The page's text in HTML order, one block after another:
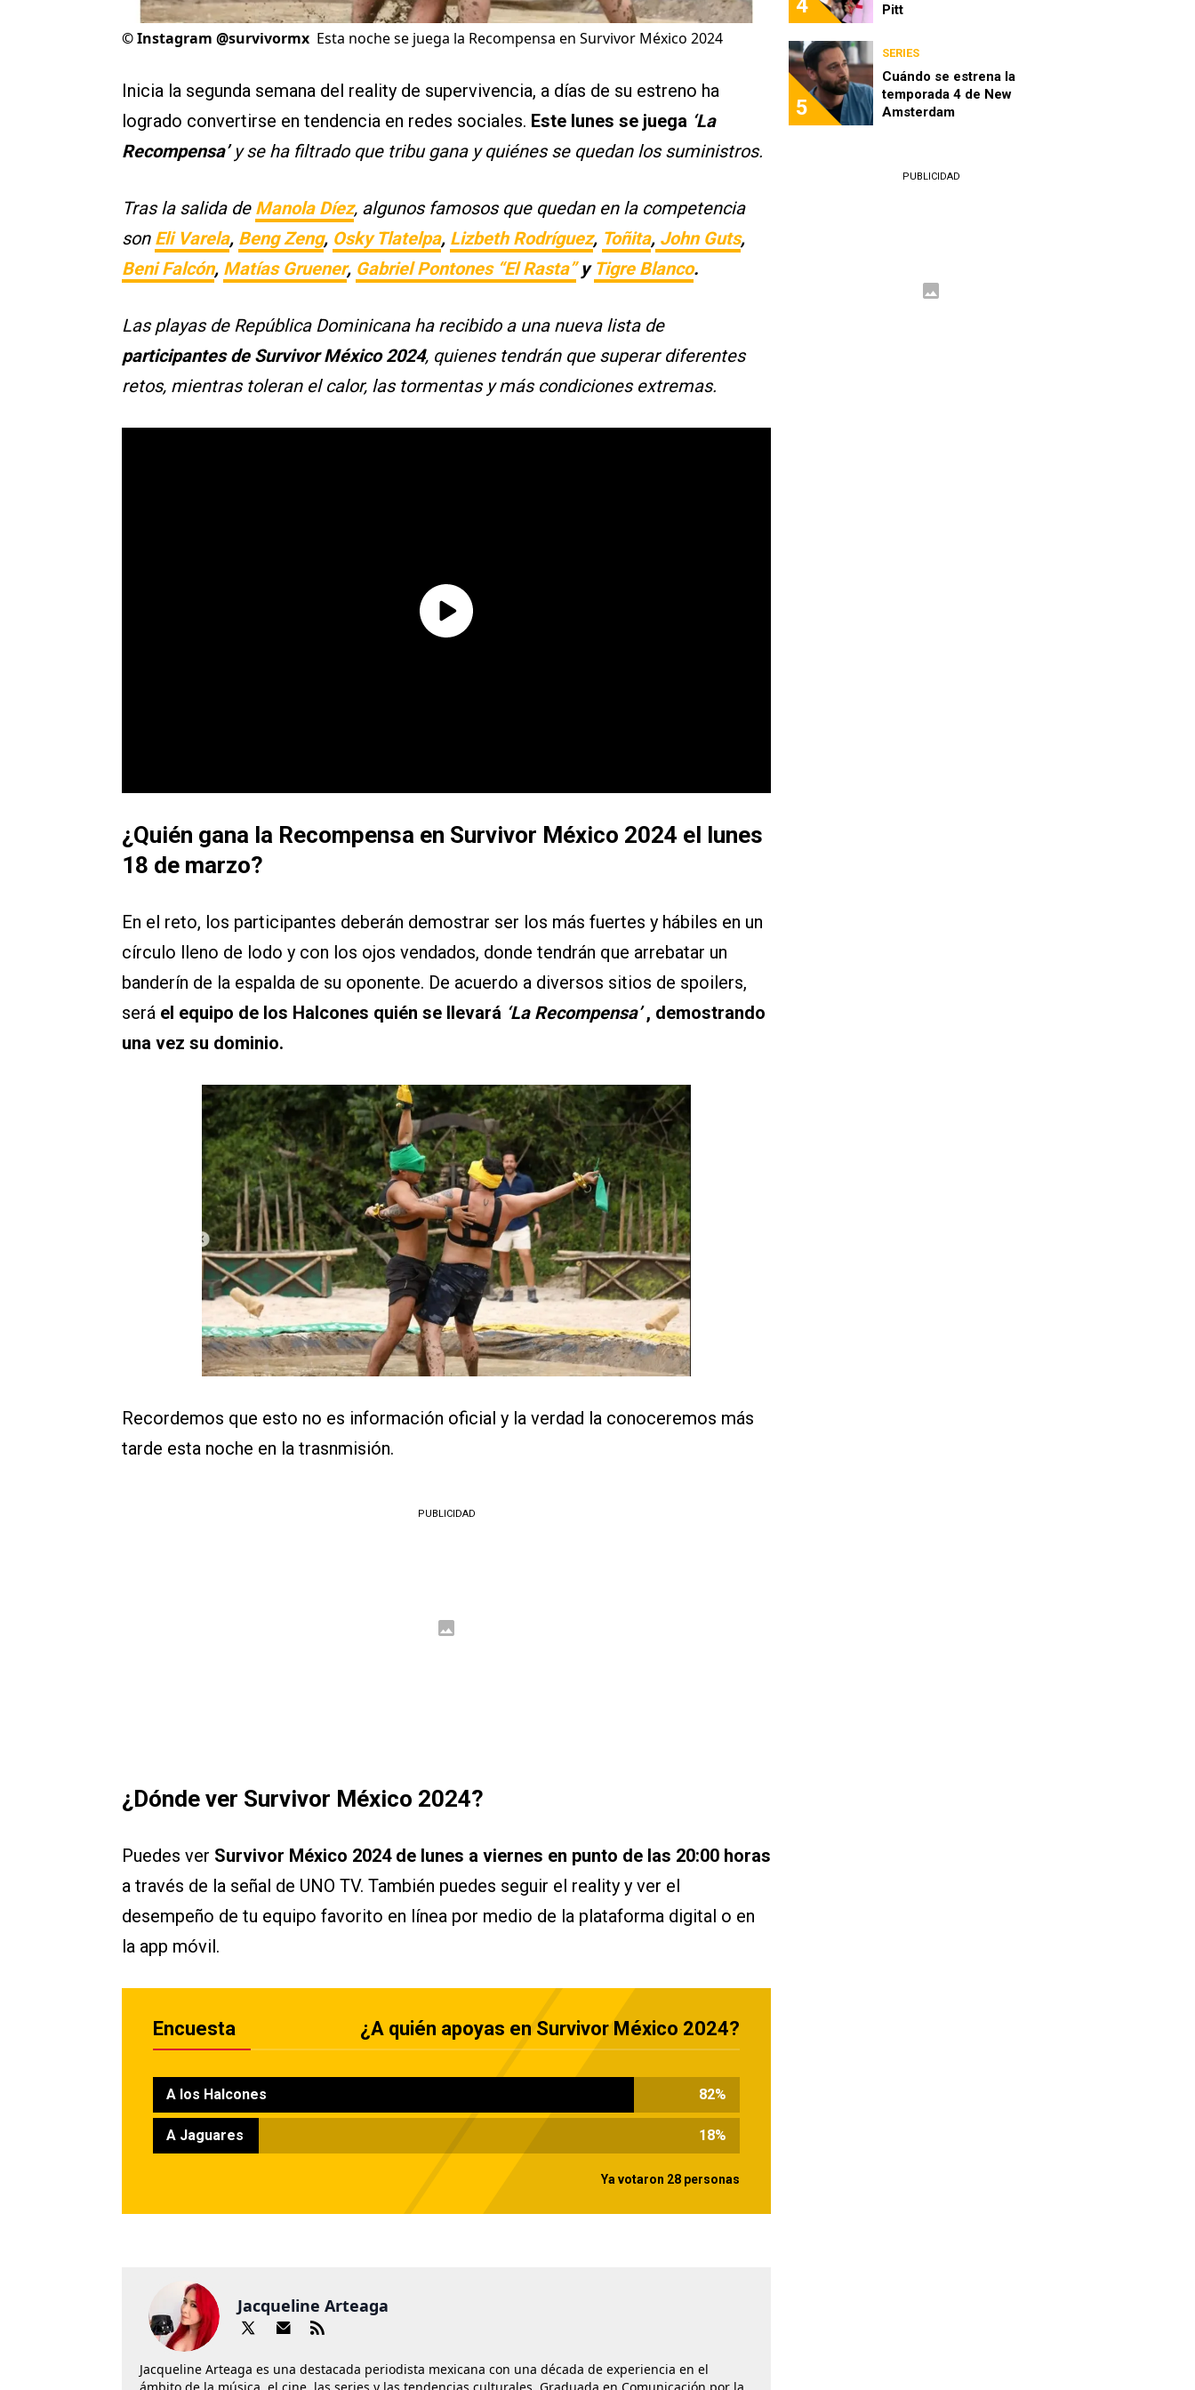
©Instagram @survivormx Esta noche se juega la Recompensa en Survivor México 2024
Inicia la segunda semana del reality de supervivencia, a días de su estreno ha
logrado convertirse en tendencia en redes sociales. Este lunes se juega ‘La
Recompensa’y se ha filtrado que tribu gana y quiénes se quedan los suministros.
Tras la salida de Manola Díez, algunos famosos que quedan en la competencia
son Eli Varela, Beng Zeng, Osky Tlatelpa, Lizbeth Rodríguez, Toñita, John Guts,
Beni Falcón, Matías Gruener, Gabriel Pontones “El Rasta”y Tigre Blanco.
Las playas de República Dominicana ha recibido a una nueva lista de
participantes de Survivor México 2024, quienes tendrán que superar diferentes
retos, mientras toleran el calor, las tormentas y más condiciones extremas.
¿Quién gana la Recompensa en Survivor México 2024 el lunes
18 de marzo?
En el reto, los participantes deberán demostrar ser los más fuertes y hábiles en un
círculo lleno de lodo y con los ojos vendados, donde tendrán que arrebatar un
banderín de la espalda de su oponente. De acuerdo a diversos sitios de spoilers,
será el equipo de los Halcones quién se llevará ‘La Recompensa’, demostrando
una vez su dominio.
Recordemos que esto no es información oficial y la verdad la conoceremos más
tarde esta noche en la trasnmisión.
PUBLICIDAD
¿Dónde ver Survivor México 2024?
Puedes ver Survivor México 2024 de lunes a viernes en punto de las 20:00 horas
a través de la señal de UNO TV. También puedes seguir el reality y ver el
desempeño de tu equipo favorito en línea por medio de la plataforma digital o en
la app móvil.
Encuesta ¿A quién apoyas en Survivor México 2024?
A los Halcones 82%
A Jaguares 18%
Ya votaron 28 personas
Jacqueline Arteaga
Jacqueline Arteaga es una destacada periodista mexicana con una década de experiencia en el
4 Pitt
5
SERIES
Cuándo se estrena la
temporada 4 de New
Amsterdam
PUBLICIDAD